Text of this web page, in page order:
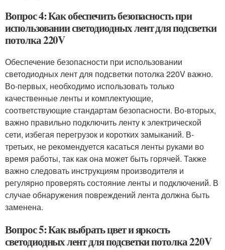
Вопрос 4: Как обеспечить безопасность при
использовании светодиодных лент для подсветки
потолка 220V
Обеспечение безопасности при использовании
светодиодных лент для подсветки потолка 220V важно.
Во-первых, необходимо использовать только
качественные ленты и комплектующие,
соответствующие стандартам безопасности. Во-вторых,
важно правильно подключить ленту к электрической
сети, избегая перегрузок и коротких замыканий. В-
третьих, не рекомендуется касаться ленты руками во
время работы, так как она может быть горячей. Также
важно следовать инструкциям производителя и
регулярно проверять состояние ленты и подключений. В
случае обнаружения повреждений лента должна быть
заменена.
Вопрос 5: Как выбрать цвет и яркость
светодиодных лент для подсветки потолка 220V